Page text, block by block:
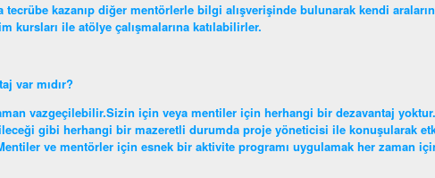
tecrübe kazanıp diğer mentörlerle bilgi alışverişinde bulunarak kendi
kursları ile atölye çalışmalarına katılabilirler.
var mıdır?
vazgeçilebilir.Sizin için veya mentiler için herhangi bir dezavantaj
gibi herhangi bir mazeretli durumda proje yöneticisi ile konuşularak
ve mentörler için esnek bir aktivite programı uygulamak her zaman